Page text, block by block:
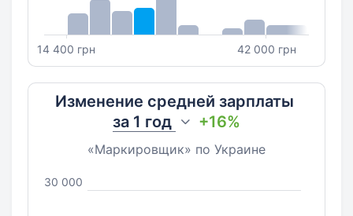
14 400 грн 42 000 грн
Изменение средней зарплаты
за 1 год +16%
«Маркировщик» по Украине
30 000